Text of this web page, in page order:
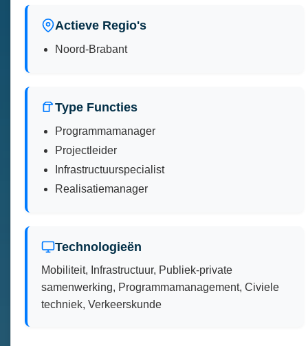
Actieve Regio's
Noord-Brabant
Type Functies
Programmamanager
Projectleider
Infrastructuurspecialist
Realisatiemanager
Technologieën
Mobiliteit, Infrastructuur, Publiek-private
samenwerking, Programmamanagement, Civiele
techniek, Verkeerskunde